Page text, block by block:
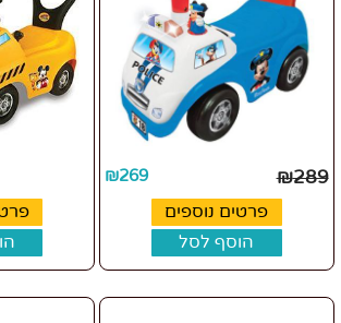
₪289
₪269
פרטים נוספים
הוסף לסל